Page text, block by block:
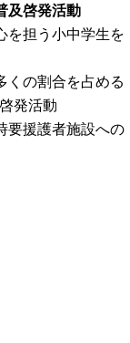
及啓発活動
を担う小中学生を
くの割合を占める
発活動
要援護者施設への